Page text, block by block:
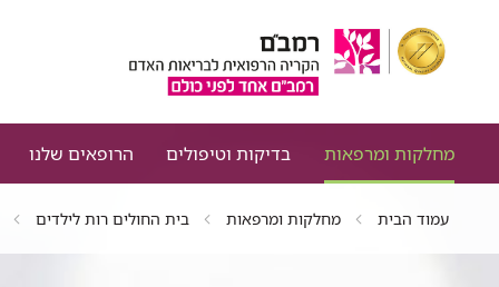
מחלקות ומרפאות בדיקות וטיפולים הרופאים שלנו
עמוד הבית מחלקות ומרפאות בית החולים רות לילדים